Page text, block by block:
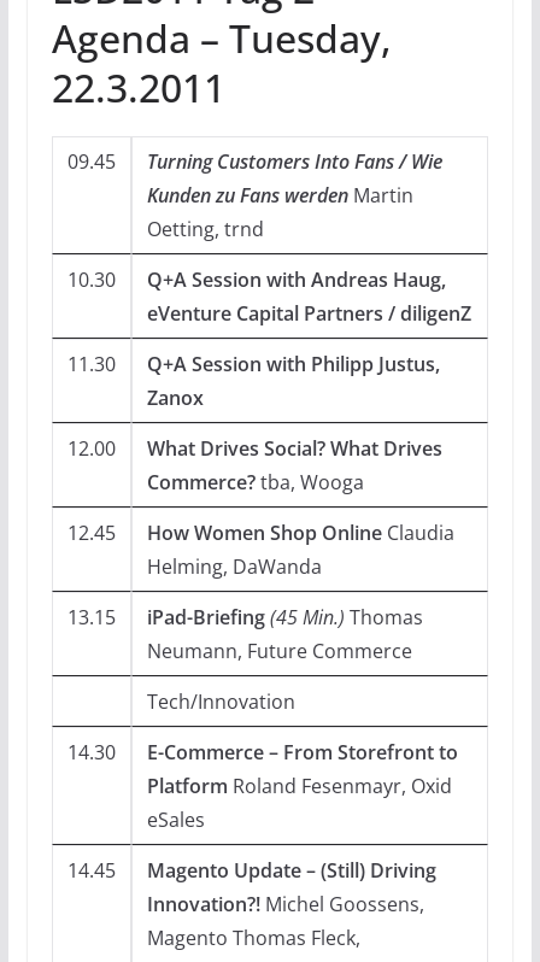
Agenda – Tuesday,
22.3.2011
09.45
Turning Customers Into Fans / Wie
Kunden zu Fans werden Martin
Oetting, trnd
10.30
Q+A Session with Andreas Haug,
eVenture Capital Partners / diligenZ
11.30
Q+A Session with Philipp Justus,
Zanox
12.00
What Drives Social? What Drives
Commerce?tba, Wooga
12.45
How Women Shop OnlineClaudia
Helming, DaWanda
13.15
iPad-Briefing(45 Min.) Thomas
Neumann, Future Commerce
Tech/Innovation
14.30
E-Commerce – From Storefront to
Platform Roland Fesenmayr, Oxid
eSales
14.45
Magento Update – (Still) Driving
Innovation?!Michel Goossens,
Magento Thomas Fleck,